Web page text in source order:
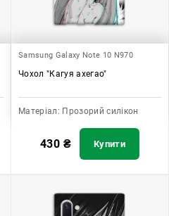
Samsung Galaxy Note 10 N970
Чохол "Кагуя ахегао"
Матеріал: Прозорий силікон
430 ₴ Купити